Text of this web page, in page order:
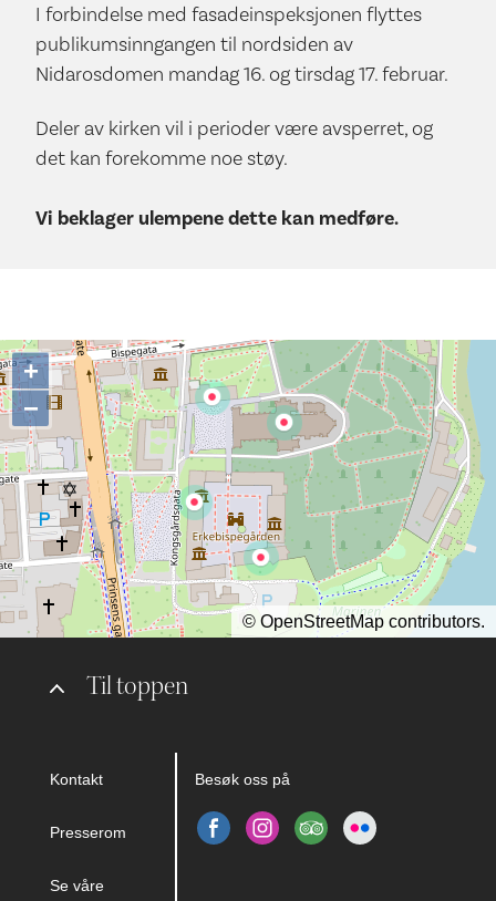
I forbindelse med fasadeinspeksjonen flyttes
publikumsinngangen til nordsiden av
Nidarosdomen mandag 16. og tirsdag 17. februar.
Deler av kirken vil i perioder være avsperret, og
det kan forekomme noe støy.
Vi beklager ulempene dette kan medføre.
Til toppen
Kontakt
Presserom
Se våre
Besøk oss på
+
−
© OpenStreetMap contributors.